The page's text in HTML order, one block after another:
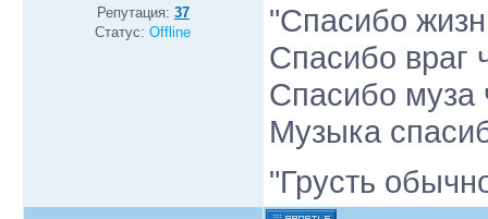
Репутация: 37
Статус:Offline
"Спасибо
Спасибо враг
Спасибо муза
Музыка
"Грусть